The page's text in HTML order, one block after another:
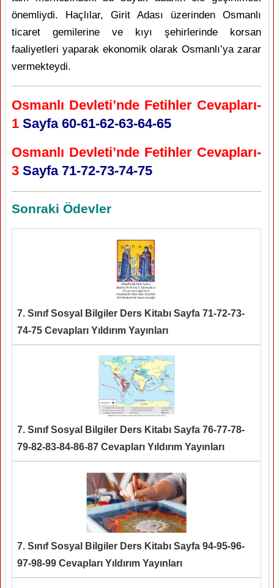
önemliydi. Haçlılar, Girit Adası üzerinden Osmanlı
ticaret gemilerine ve kıyı şehirlerinde korsan
faaliyetleri yaparak ekonomik olarak Osmanlı’ya zarar
vermekteydi.
Osmanlı Devleti’nde Fetihler Cevapları-
1 Sayfa 60-61-62-63-64-65
Osmanlı Devleti’nde Fetihler Cevapları-
3 Sayfa 71-72-73-74-75
Sonraki Ödevler
7. Sınıf Sosyal Bilgiler Ders Kitabı Sayfa 71-72-73-
74-75 Cevapları Yıldırım Yayınları
7. Sınıf Sosyal Bilgiler Ders Kitabı Sayfa 76-77-78-
79-82-83-84-86-87 Cevapları Yıldırım Yayınları
7. Sınıf Sosyal Bilgiler Ders Kitabı Sayfa 94-95-96-
97-98-99 Cevapları Yıldırım Yayınları